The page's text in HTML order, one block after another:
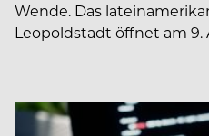
Wende. Das
Leopoldstadt öffnet am